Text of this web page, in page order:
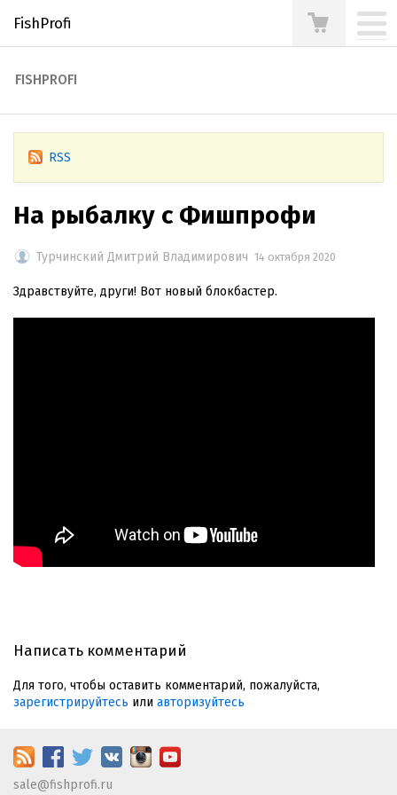
FishProfi
FISHPROFI
RSS
На рыбалку с Фишпрофи
Турчинский Дмитрий Владимирович 14 октября 2020
Здравствуйте, други! Вот новый блокбастер.
Написать комментарий
Для того, чтобы оставить комментарий, пожалуйста,
зарегистрируйтесь или авторизуйтесь
sale@fishprofi.ru